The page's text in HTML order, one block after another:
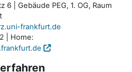
| Gebäude PEG, 1. OG, Raum
frankfurt.de
| Home: